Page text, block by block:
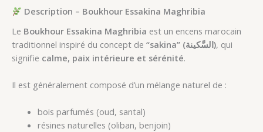
Description – Boukhour Essakina Maghribia
Le Boukhour Essakina Maghribia est un encens marocain
traditionnel inspiré du concept de
“sakina” (السَّكينة), qui
signifie calme, paix intérieure et sérénité.
Il est généralement composé d’un mélange naturel de :
bois parfumés (oud, santal)
résines naturelles (oliban, benjoin)